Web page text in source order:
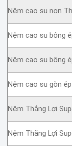
Nệm cao su non
Nệm cao su bông
Nệm cao su bông
Nệm cao su gòn
Nệm Thắng Lợi
Nệm Thắng Lợi